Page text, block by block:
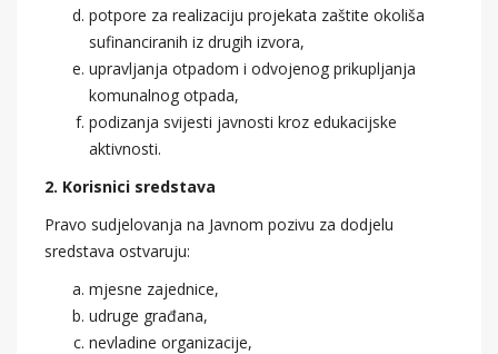
potpore za realizaciju projekata zaštite okoliša
sufinanciranih iz drugih izvora,
upravljanja otpadom i odvojenog prikupljanja
komunalnog otpada,
podizanja svijesti javnosti kroz edukacijske
aktivnosti.
2. Korisnici sredstava
Pravo sudjelovanja na Javnom pozivu za dodjelu
sredstava ostvaruju:
mjesne zajednice,
udruge građana,
nevladine organizacije,